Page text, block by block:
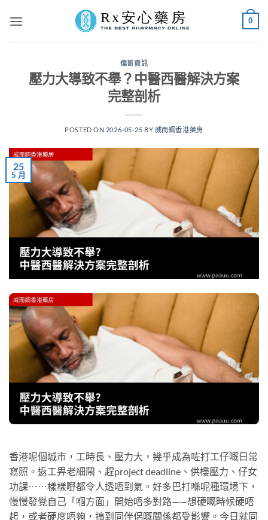
0
偉哥資訊
壓力大導致不舉？中醫西醫解決方案
完整剖析
POSTED ON 2026-05-25 BY 威而鋼香港藥房
25
5 月
香港呢個城市，工時長、壓力大，幾乎成為咗打工仔嘅日常
寫照。返工畀老細鬧、趕project deadline、供樓壓力、仔女
功課⋯⋯樣樣嘢都令人透唔到氣。好多巴打喺呢種環境下，
慢慢發覺自己「嗰方面」開始唔多對路——想硬嘅時候硬唔
起，或者硬度唔夠，搞到同伴侶嘅關係都受影響。今日就同